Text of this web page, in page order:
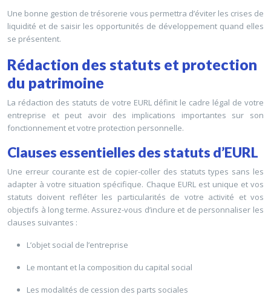
Une bonne gestion de trésorerie vous permettra d’éviter les crises de
liquidité et de saisir les opportunités de développement quand elles
se présentent.
Rédaction des statuts et protection
du patrimoine
La rédaction des statuts de votre EURL définit le cadre légal de votre
entreprise et peut avoir des implications importantes sur son
fonctionnement et votre protection personnelle.
Clauses essentielles des statuts d’EURL
Une erreur courante est de copier-coller des statuts types sans les
adapter à votre situation spécifique. Chaque EURL est unique et vos
statuts doivent refléter les particularités de votre activité et vos
objectifs à long terme. Assurez-vous d’inclure et de personnaliser les
clauses suivantes :
L’objet social de l’entreprise
Le montant et la composition du capital social
Les modalités de cession des parts sociales